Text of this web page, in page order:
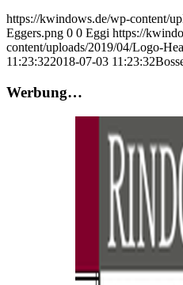
https://kwindows.de/wp-content/
Eggers.png 0 0 Eggi https://
content/uploads/2019/04/Logo-
11:23:322018-07-03 11:23:32
Werbung…